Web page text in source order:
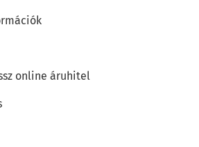
online áruhitel